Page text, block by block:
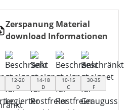
Zerspanung Material
download Informationen
12-20
D
14-18
D
10-15
C
30-35
F